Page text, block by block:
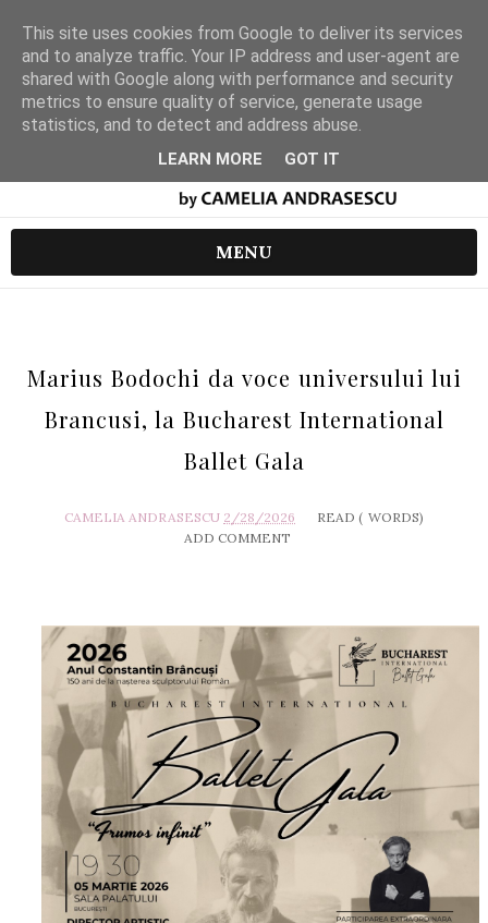
MENU
Marius Bodochi da voce universului lui
Brancusi, la Bucharest International
Ballet Gala
CAMELIA ANDRASESCU 2/28/2026 READ ( WORDS)
ADD COMMENT
This site uses cookies from Google to deliver its services
and to analyze traffic. Your IP address and user-agent are
shared with Google along with performance and security
metrics to ensure quality of service, generate usage
statistics, and to detect and address abuse.
LEARN MORE GOT IT